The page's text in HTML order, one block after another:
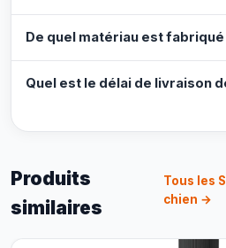
De quel matériau est
Quel est le délai de livraison
Produits
similaires
Tous les
chien →